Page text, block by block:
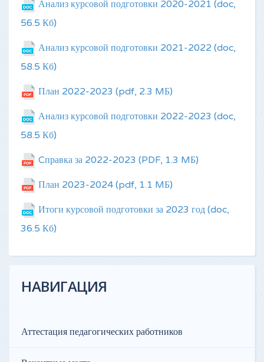
Анализ курсовой подготовки 2020-2021 (doc,
56.5 Кб)
Анализ курсовой подготовки 2021-2022 (doc,
58.5 Кб)
План 2022-2023 (pdf, 2.3 MБ)
Анализ курсовой подготовки 2022-2023 (doc,
58.5 Кб)
Cправка за 2022-2023 (PDF, 1.3 MБ)
План 2023-2024 (pdf, 1.1 MБ)
Итоги курсовой подготовки за 2023 год (doc,
36.5 Кб)
НАВИГАЦИЯ
Аттестация педагогических работников